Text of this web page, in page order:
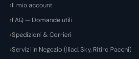
Il mio account
FAQ — Domande utili
Spedizioni & Corrieri
Servizi in Negozio (Iliad, Sky, Ritiro Pacchi)